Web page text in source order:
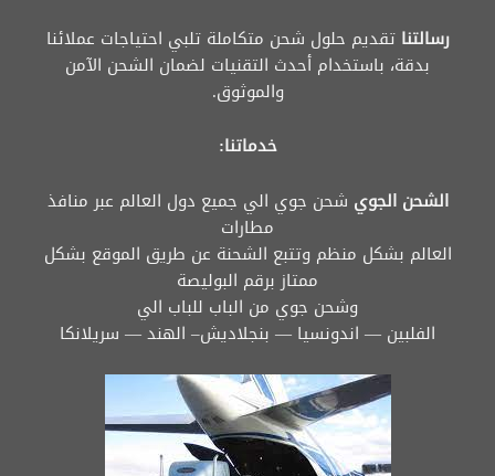
رسالتنا تقديم حلول شحن متكاملة تلبي احتياجات عملائنا
بدقة، باستخدام أحدث التقنيات لضمان الشحن الآمن
والموثوق.
خدماتنا:
الشحن الجوي شحن جوي الي جميع دول العالم عبر منافذ
مطارات
العالم بشكل منظم وتتبع الشحنة عن طريق الموقع بشكل
ممتاز برقم البوليصة
وشحن جوي من الباب للباب الي
الفلبين — اندونسيا — بنجلاديش– الهند — سريلانكا